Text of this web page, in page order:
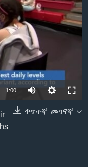
available
1:00
ቀጥተኛ መገናኛ